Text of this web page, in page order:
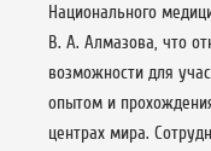
Национального
В. А. Алмазова, что
возможности для
опытом и
центрах мира.